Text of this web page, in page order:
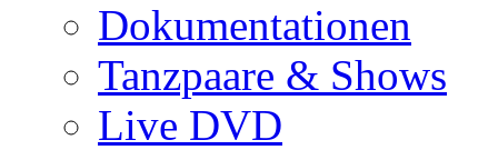
Dokumentationen
Tanzpaare & Shows
Live DVD